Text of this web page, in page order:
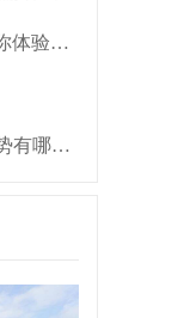
720度全视角！VR直播遇上法院庭审，你体验过吗？
互联网同摄影技术结合，图片直播的优势有哪些？